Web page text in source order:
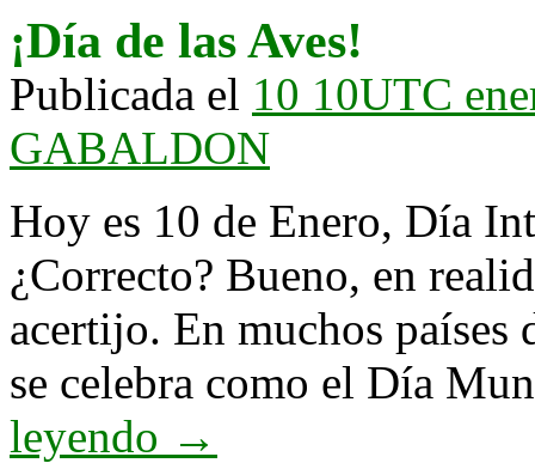
¡Día de las Aves!
Publicada el 10 10UTC
GABALDON
Hoy es 10 de Enero, Día
¿Correcto? Bueno, en
acertijo. En muchos países
se celebra como el Día
leyendo →